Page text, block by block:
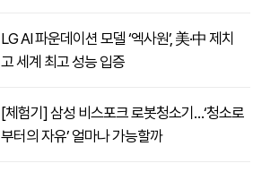
LG AI 파운데이션 모델 ‘엑사원’, 美·中 제치
고 세계 최고 성능 입증
[체험기] 삼성 비스포크 로봇청소기…‘청소로
부터의 자유’ 얼마나 가능할까